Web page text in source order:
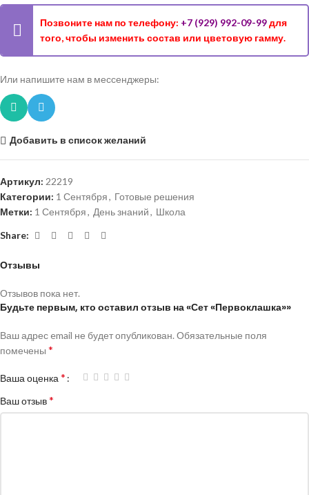
Позвоните нам по телефону: +7 (929) 992-09-99для
того, чтобы изменить состав или цветовую гамму.
Или напишите нам в мессенджеры:
Добавить в список желаний
Артикул: 22219
Категории: 1 Сентября, Готовые решения
Метки: 1 Сентября, День знаний, Школа
Share:
Отзывы
Отзывов пока нет.
Будьте первым, кто оставил отзыв на «Сет «Первоклашка»»
Ваш адрес email не будет опубликован. Обязательные поля
помечены *
Ваша оценка *
Ваш отзыв*